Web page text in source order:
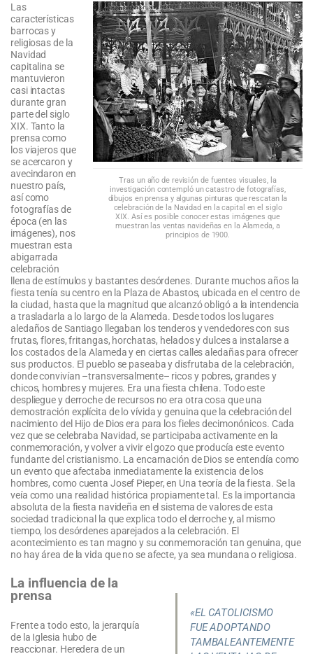
Tras un año de revisión de fuentes visuales, la
investigación contempló un catastro de fotografías,
dibujos en prensa y algunas pinturas que rescatan la
celebración de la Navidad en la capital en el siglo
XIX. Así es posible conocer estas imágenes que
muestran las ventas navideñas en la Alameda, a
principios de 1900.
Las
características
barrocas y
religiosas de la
Navidad
capitalina se
mantuvieron
casi intactas
durante gran
parte del siglo
XIX. Tanto la
prensa como
los viajeros que
se acercaron y
avecindaron en
nuestro país,
así como
fotografías de
época (en las
imágenes), nos
muestran esta
abigarrada
celebración
llena de estímulos y bastantes desórdenes. Durante muchos años la
fiesta tenía su centro en la Plaza de Abastos, ubicada en el centro de
la ciudad, hasta que la magnitud que alcanzó obligó a la intendencia
a trasladarla a lo largo de la Alameda. Desde todos los lugares
aledaños de Santiago llegaban los tenderos y vendedores con sus
frutas, flores, fritangas, horchatas, helados y dulces a instalarse a
los costados de la Alameda y en ciertas calles aledañas para ofrecer
sus productos. El pueblo se paseaba y disfrutaba de la celebración,
donde convivían –transversalmente– ricos y pobres, grandes y
chicos, hombres y mujeres. Era una fiesta chilena. Todo este
despliegue y derroche de recursos no era otra cosa que una
demostración explícita de lo vívida y genuina que la celebración del
nacimiento del Hijo de Dios era para los fieles decimonónicos. Cada
vez que se celebraba Navidad, se participaba activamente en la
conmemoración, y volver a vivir el gozo que producía este evento
fundante del cristianismo. La encarnación de Dios se entendía como
un evento que afectaba inmediatamente la existencia de los
hombres, como cuenta Josef Pieper, en Una teoría de la fiesta. Se la
veía como una realidad histórica propiamente tal. Es la importancia
absoluta de la fiesta navideña en el sistema de valores de esta
sociedad tradicional la que explica todo el derroche y, al mismo
tiempo, los desórdenes aparejados a la celebración. El
acontecimiento es tan magno y su conmemoración tan genuina, que
no hay área de la vida que no se afecte, ya sea mundana o religiosa.
«EL CATOLICISMO
FUE ADOPTANDO
TAMBALEANTEMENTE
La influencia de la
prensa
Frente a todo esto, la jerarquía
de la Iglesia hubo de
reaccionar. Heredera de un